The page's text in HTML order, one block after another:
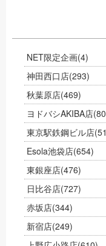
NET限定企画(4)
神田西口店(293)
秋葉原店(469)
ヨドバシAKIBA店
東京駅鉄鋼ビル店
Esola池袋店(654)
東銀座店(476)
日比谷店(727)
赤坂店(344)
新宿店(249)